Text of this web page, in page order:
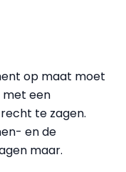
op maat moet
met een
te zagen.
en de
maar.